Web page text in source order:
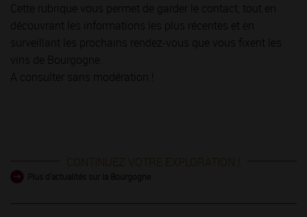
Cette rubrique vous permet de garder le contact, tout en
découvrant les informations les plus récentes et en
surveillant les prochains rendez-vous que vous fixent les
vins de Bourgogne.
A consulter sans modération !
CONTINUEZ VOTRE EXPLORATION !